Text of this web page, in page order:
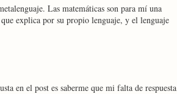
Las matemáticas son para mí una
explica por su propio lenguaje, y el lenguaje
en el post es saberme que mi falta de respuesta